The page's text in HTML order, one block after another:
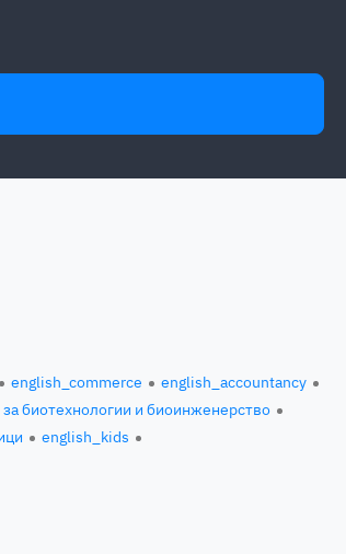
english_commerce
english_accountancy
биотехнологии и биоинженерство
english_kids